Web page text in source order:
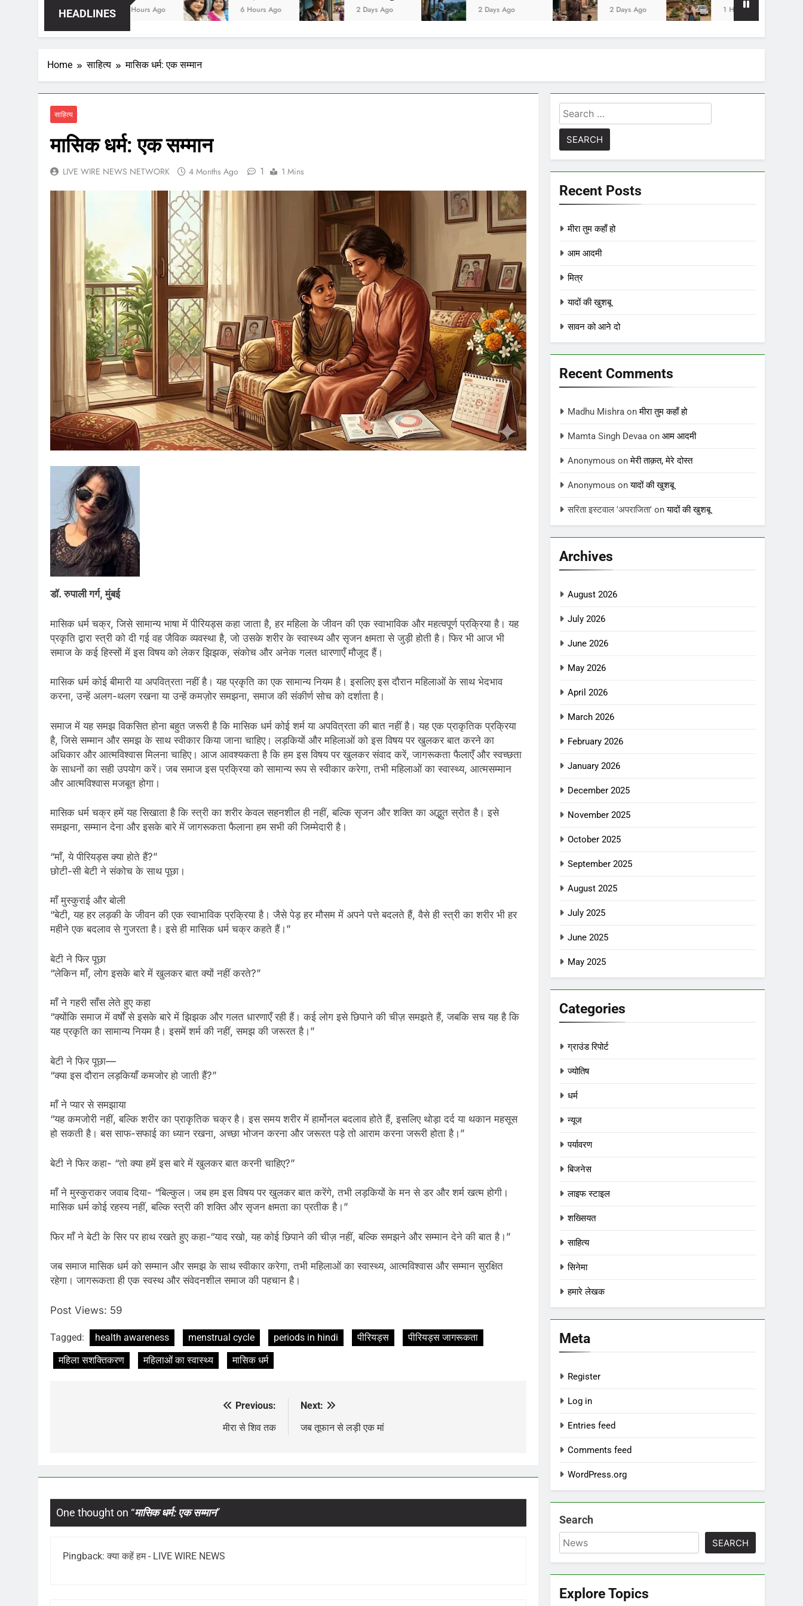
HEADLINES
3 Hours Ago 6 Hours Ago 2 Days Ago 2 Days Ago 2 Days Ago 1 Hour Ago
Home साहित्य मासिक धर्म: एक सम्मान
साहित्य
मासिक धर्म: एक सम्मान
LIVE WIRE NEWS NETWORK 4 Months Ago 1 1 Mins
डॉ. रुपाली गर्ग, मुंबई
मासिक धर्म चक्र, जिसे सामान्य भाषा में पीरियड्स कहा जाता है, हर महिला के जीवन की एक स्वाभाविक और महत्वपूर्ण प्रक्रिया है। यह
प्रकृति द्वारा स्त्री को दी गई वह जैविक व्यवस्था है, जो उसके शरीर के स्वास्थ्य और सृजन क्षमता से जुड़ी होती है। फिर भी आज भी
समाज के कई हिस्सों में इस विषय को लेकर झिझक, संकोच और अनेक गलत धारणाएँ मौजूद हैं।
मासिक धर्म कोई बीमारी या अपवित्रता नहीं है। यह प्रकृति का एक सामान्य नियम है। इसलिए इस दौरान महिलाओं के साथ भेदभाव
करना, उन्हें अलग-थलग रखना या उन्हें कमज़ोर समझना, समाज की संकीर्ण सोच को दर्शाता है।
समाज में यह समझ विकसित होना बहुत जरूरी है कि मासिक धर्म कोई शर्म या अपवित्रता की बात नहीं है। यह एक प्राकृतिक प्रक्रिया
है, जिसे सम्मान और समझ के साथ स्वीकार किया जाना चाहिए। लड़कियों और महिलाओं को इस विषय पर खुलकर बात करने का
अधिकार और आत्मविश्वास मिलना चाहिए। आज आवश्यकता है कि हम इस विषय पर खुलकर संवाद करें, जागरूकता फैलाएँ और स्वच्छता
के साधनों का सही उपयोग करें। जब समाज इस प्रक्रिया को सामान्य रूप से स्वीकार करेगा, तभी महिलाओं का स्वास्थ्य, आत्मसम्मान
और आत्मविश्वास मजबूत होगा।
मासिक धर्म चक्र हमें यह सिखाता है कि स्त्री का शरीर केवल सहनशील ही नहीं, बल्कि सृजन और शक्ति का अद्भुत स्रोत है। इसे
समझना, सम्मान देना और इसके बारे में जागरूकता फैलाना हम सभी की जिम्मेदारी है।
“माँ, ये पीरियड्स क्या होते हैं?”
छोटी-सी बेटी ने संकोच के साथ पूछा।
माँ मुस्कुराई और बोली
“बेटी, यह हर लड़की के जीवन की एक स्वाभाविक प्रक्रिया है। जैसे पेड़ हर मौसम में अपने पत्ते बदलते हैं, वैसे ही स्त्री का शरीर भी हर
महीने एक बदलाव से गुजरता है। इसे ही मासिक धर्म चक्र कहते हैं।”
बेटी ने फिर पूछा
“लेकिन माँ, लोग इसके बारे में खुलकर बात क्यों नहीं करते?”
माँ ने गहरी साँस लेते हुए कहा
“क्योंकि समाज में वर्षों से इसके बारे में झिझक और गलत धारणाएँ रही हैं। कई लोग इसे छिपाने की चीज़ समझते हैं, जबकि सच यह है कि
यह प्रकृति का सामान्य नियम है। इसमें शर्म की नहीं, समझ की जरूरत है।”
बेटी ने फिर पूछा—
“क्या इस दौरान लड़कियाँ कमजोर हो जाती हैं?”
माँ ने प्यार से समझाया
“यह कमजोरी नहीं, बल्कि शरीर का प्राकृतिक चक्र है। इस समय शरीर में हार्मोनल बदलाव होते हैं, इसलिए थोड़ा दर्द या थकान महसूस
हो सकती है। बस साफ-सफाई का ध्यान रखना, अच्छा भोजन करना और जरूरत पड़े तो आराम करना जरूरी होता है।”
बेटी ने फिर कहा- “तो क्या हमें इस बारे में खुलकर बात करनी चाहिए?”
माँ ने मुस्कुराकर जवाब दिया- “बिल्कुल। जब हम इस विषय पर खुलकर बात करेंगे, तभी लड़कियों के मन से डर और शर्म खत्म होगी।
मासिक धर्म कोई रहस्य नहीं, बल्कि स्त्री की शक्ति और सृजन क्षमता का प्रतीक है।”
फिर माँ ने बेटी के सिर पर हाथ रखते हुए कहा-“याद रखो, यह कोई छिपाने की चीज़ नहीं, बल्कि समझने और सम्मान देने की बात है।”
जब समाज मासिक धर्म को सम्मान और समझ के साथ स्वीकार करेगा, तभी महिलाओं का स्वास्थ्य, आत्मविश्वास और सम्मान सुरक्षित
रहेगा। जागरूकता ही एक स्वस्थ और संवेदनशील समाज की पहचान है।
Post Views: 59
Tagged: health awareness menstrual cycle periods in hindi पीरियड्स
पीरियड्स जागरूकता
महिला सशक्तिकरण
महिलाओं का स्वास्थ्य मासिक धर्म
Previous:
मीरा से शिव तक
Next:
जब तूफान से लड़ी एक मां
One thought on “मासिक धर्म: एक सम्मान”
Pingback:क्या कहें हम - LIVE WIRE NEWS
Search
for:
Recent Posts
मीरा तुम कहाँ हो
आम आदमी
मित्र
यादों की खुशबू
सावन को आने दो
Recent Comments
Madhu Mishra onमीरा तुम कहाँ हो
Mamta Singh Devaa onआम आदमी
Anonymous onमेरी ताक़त, मेरे दोस्त
Anonymous onयादों की खुशबू
सरिता इस्टवाल 'अपराजिता' onयादों की खुशबू
Archives
August 2026
July 2026
June 2026
May 2026
April 2026
March 2026
February 2026
January 2026
December 2025
November 2025
October 2025
September 2025
August 2025
July 2025
June 2025
May 2025
Categories
ग्राउंड रिपोर्ट
ज्योतिष
धर्म
न्यूज
पर्यावरण
बिजनेस
लाइफ स्टाइल
शख्सियत
साहित्य
सिनेमा
हमारे लेखक
Meta
Register
Log in
Entries feed
Comments feed
WordPress.org
Search
SEARCH
Explore Topics